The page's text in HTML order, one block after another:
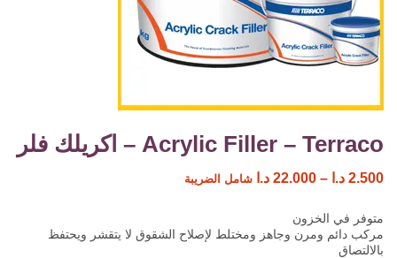
Acrylic Filler – Terraco – اكريلك فلر
2.500 د.ا –
22.000 د.ا شامل الضريبة
متوفر في الخزون
مركب دائم ومرن وجاهز ومختلط لإصلاح الشقوق لا يتقشر ويحتفظ
بالالتصاق